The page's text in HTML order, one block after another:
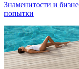
Знаменитости и
попытки